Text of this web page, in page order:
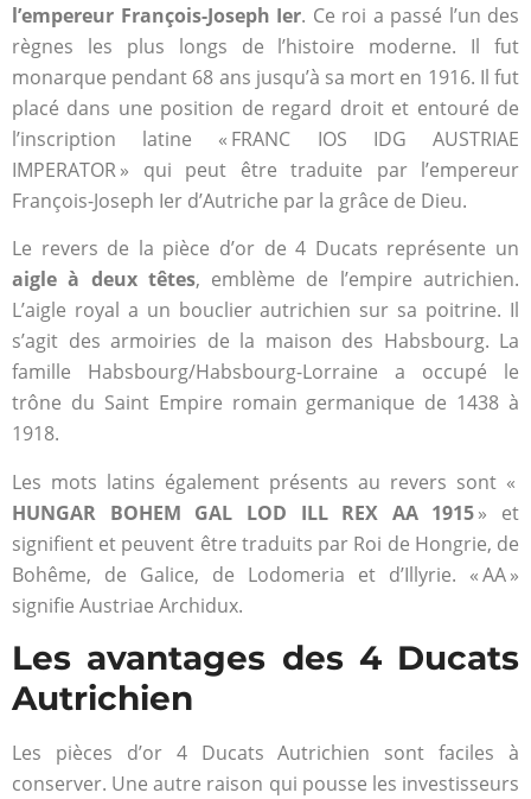
l’empereur François-Joseph Ier. Ce roi a passé l’un des
règnes les plus longs de l’histoire moderne. Il fut
monarque pendant 68 ans jusqu’à sa mort en 1916. Il fut
placé dans une position de regard droit et entouré de
l’inscription latine « FRANC IOS IDG AUSTRIAE
IMPERATOR » qui peut être traduite par l’empereur
François-Joseph Ier d’Autriche par la grâce de Dieu.
Le revers de la pièce d’or de 4 Ducats représente un
aigle à deux têtes, emblème de l’empire autrichien.
L’aigle royal a un bouclier autrichien sur sa poitrine. Il
s’agit des armoiries de la maison des Habsbourg. La
famille Habsbourg/Habsbourg-Lorraine a occupé le
trône du Saint Empire romain germanique de 1438 à
1918.
Les mots latins également présents au revers sont «
HUNGAR BOHEM GAL LOD ILL REX AA ​​​​1915» et
signifient et peuvent être traduits par Roi de Hongrie, de
Bohême, de Galice, de Lodomeria et d’Illyrie. « AA »
signifie Austriae Archidux.
Les avantages des 4 Ducats
Autrichien
Les pièces d’or 4 Ducats Autrichien sont faciles à
conserver. Une autre raison qui pousse les investisseurs